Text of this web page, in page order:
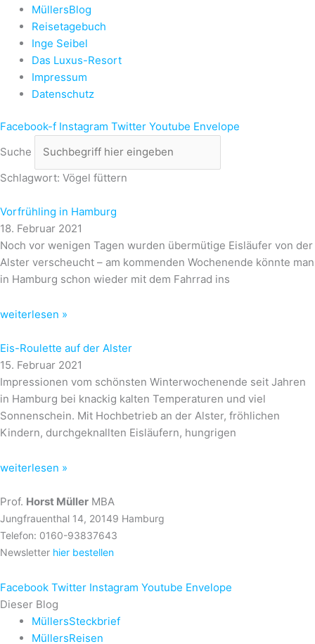
MüllersBlog
Reisetagebuch
Inge Seibel
Das Luxus-Resort
Impressum
Datenschutz
Facebook-f Instagram Twitter Youtube Envelope
Suche
Schlagwort: Vögel füttern
Vorfrühling in Hamburg
18. Februar 2021
Noch vor wenigen Tagen wurden übermütige Eisläufer von der
Alster verscheucht – am kommenden Wochenende könnte man
in Hamburg schon wieder mit dem Fahrrad ins
weiterlesen »
Eis-Roulette auf der Alster
15. Februar 2021
Impressionen vom schönsten Winterwochenende seit Jahren
in Hamburg bei knackig kalten Temperaturen und viel
Sonnenschein. Mit Hochbetrieb an der Alster, fröhlichen
Kindern, durchgeknallten Eisläufern, hungrigen
weiterlesen »
Prof. Horst Müller MBA
Jungfrauenthal 14, 20149 Hamburg
Telefon: 0160-93837643
Newsletter hier bestellen
Facebook Twitter Instagram Youtube Envelope
Dieser Blog
MüllersSteckbrief
MüllersReisen